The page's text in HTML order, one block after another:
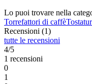
Lo puoi trovare nella
Torrefattori di caffè
Recensioni (1)
tutte le recensioni
4/5
1 recensioni
0
1